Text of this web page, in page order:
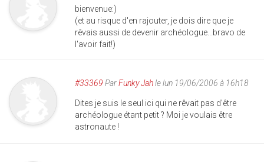
bienvenue:)
(et au risque d'en rajouter, je dois dire que je
rêvais aussi de devenir archéologue...bravo de
l'avoir fait!)
#33369 ParFunky Jahle lun 19/06/2006 à 16h18
Dites je suis le seul ici qui ne rêvait pas d'être
archéologue étant petit ? Moi je voulais être
astronaute !